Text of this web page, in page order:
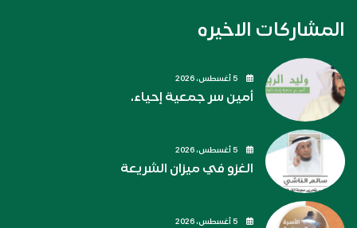
المشاركات الاخيره
أمين سر جمعية إحياء.
الغزو في ميزان الشريعة